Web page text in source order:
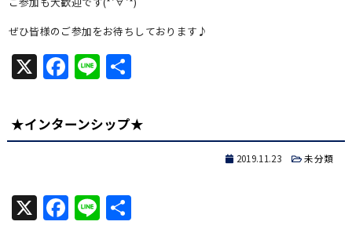
ぜひ皆様のご参加をお待ちしております♪
X Facebook
Line共
★インターンシップ★
2019.11.23 未分類
X Facebook
Line共